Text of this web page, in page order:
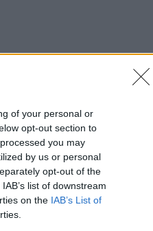
of your personal or
opt-out section to
you may
by us or personal
opt-out of the
list of downstream
on the IAB’s List of